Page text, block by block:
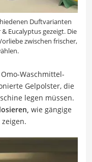
Duftvarianten
Eucalyptus gezeigt. Die
zwischen frischer,
Waschmittel-
Gelpolster, die
legen müssen.
wie gängige